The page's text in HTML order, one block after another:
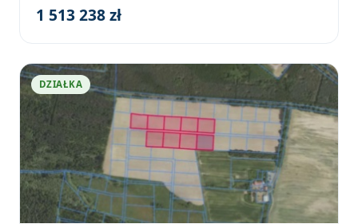
1 513 238 zł
DZIAŁKA